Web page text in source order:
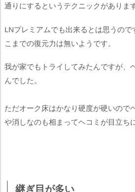
通りにするというテクニックがあります
LNプレミアムでも出来るとは思うの
こまでの復元力は無いようです。
我が家でもトライしてみたんですが、
んでした。
ただオーク床はかなり硬度が硬いので
や消しなのも相まってヘコミが目立ち
継ぎ目が多い